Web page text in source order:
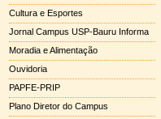
Cultura e Esportes
Jornal Campus USP-Bauru Informa
Moradia e Alimentação
Ouvidoria
PAPFE-PRIP
Plano Diretor do Campus